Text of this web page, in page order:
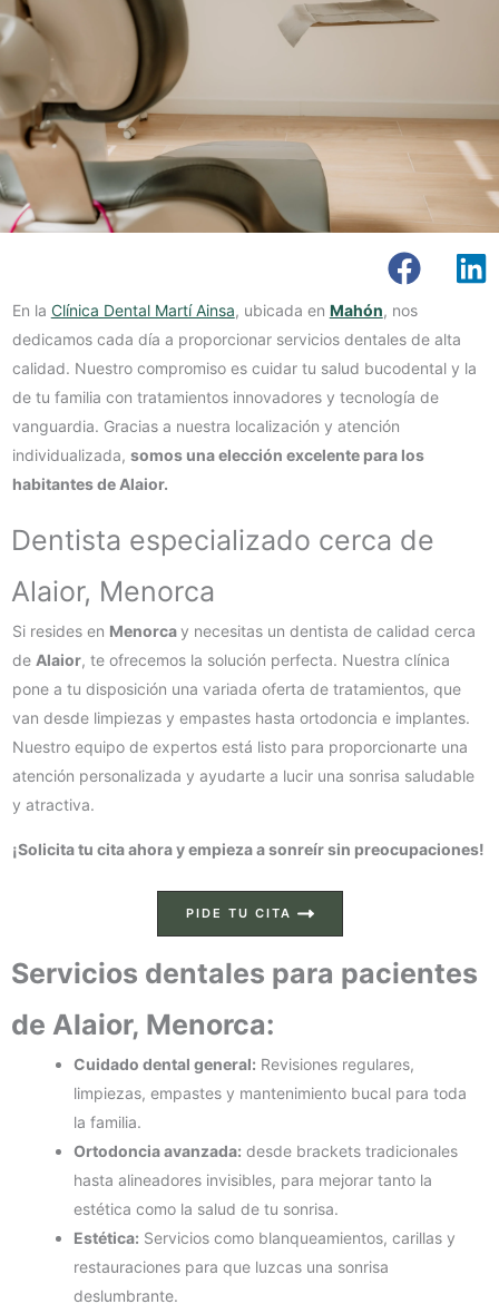
En la Clínica Dental Martí Ainsa, ubicada en Mahón, nos
dedicamos cada día a proporcionar servicios dentales de alta
calidad. Nuestro compromiso es cuidar tu salud bucodental y la
de tu familia con tratamientos innovadores y tecnología de
vanguardia. Gracias a nuestra localización y atención
individualizada, somos una elección excelente para los
habitantes de Alaior.
Dentista especializado cerca de
Alaior, Menorca
Si resides en Menorcay necesitas un dentista de calidad cerca
de Alaior, te ofrecemos la solución perfecta. Nuestra clínica
pone a tu disposición una variada oferta de tratamientos, que
van desde limpiezas y empastes hasta ortodoncia e implantes.
Nuestro equipo de expertos está listo para proporcionarte una
atención personalizada y ayudarte a lucir una sonrisa saludable
y atractiva.
¡Solicita tu cita ahora y empieza a sonreír sin preocupaciones!
PIDE TU CITA
Servicios dentales para pacientes
de Alaior, Menorca:
Cuidado dental general: Revisiones regulares,
limpiezas, empastes y mantenimiento bucal para toda
la familia.
Ortodoncia avanzada: desde brackets tradicionales
hasta alineadores invisibles, para mejorar tanto la
estética como la salud de tu sonrisa.
Estética: Servicios como blanqueamientos, carillas y
restauraciones para que luzcas una sonrisa
deslumbrante.